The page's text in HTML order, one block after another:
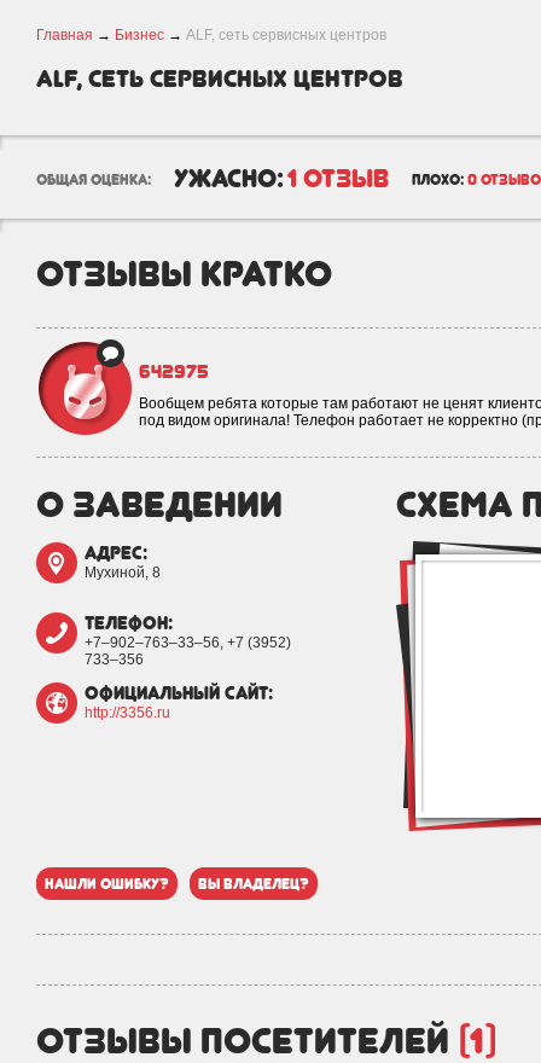
Главная → Бизнес → ALF, сеть сервисных центров
ALF, сеть сервисных центров
общая оценка: ужасно:1 отзыв плохо: 0
отзывы кратко
642975
Вообщем ребята которые там работают не ценят
под видом оригинала! Телефон работает не корректно
о заведении
адрес:
Мухиной, 8
телефон:
+7‒902‒763‒33‒56, +7 (3952)
733‒356
официальный сайт:
http://3356.ru
схема
нашли ошибку? вы владелец?
отзывы посетителей (1)